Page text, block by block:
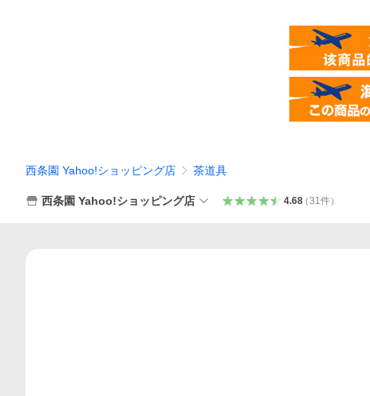
西条園 Yahoo!ショッピング店 茶道具
西条園 Yahoo!ショッピング店 4.68（31件）